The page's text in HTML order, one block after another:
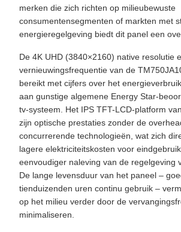
merken die zich richten op milieubewuste
consumentensegmenten of markten met
energieregelgeving biedt dit panel een
De 4K UHD (3840×2160) native resolutie
vernieuwingsfrequentie van de
bereikt met cijfers over het
aan gunstige algemene Energy Star-
tv-systeem. Het IPS TFT-LCD-platform
zijn optische prestaties zonder de
concurrerende technologieën, wat zich
lagere elektriciteitskosten voor
eenvoudiger naleving van de regelgeving
De lange levensduur van het paneel –
tienduizenden uren continu gebruik –
op het milieu verder door de
minimaliseren.